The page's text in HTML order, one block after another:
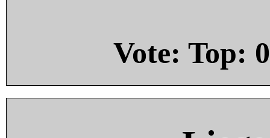
Vote: Top: 0